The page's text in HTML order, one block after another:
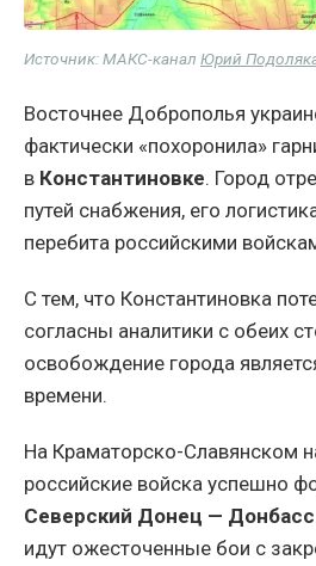
Источник: МАКС-канал Юрий
Восточнее Доброполья
фактически «похоронила»
в Константиновке. Город
путей снабжения, его
перебита российскими
С тем, что Константиновка
согласны аналитики с обеих
освобождение города
времени.
На Краматорско-Славянском
российские войска успешно
Северский Донец — Донбасс
идут ожесточенные бои с